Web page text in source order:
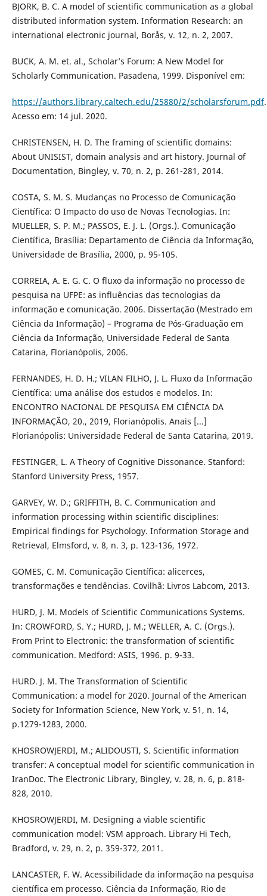
BJORK, B. C. A model of scientific communication as a global
distributed information system. Information Research: an
international electronic journal, Borås, v. 12, n. 2, 2007.
BUCK, A. M. et. al., Scholar’s Forum: A New Model for
Scholarly Communication. Pasadena, 1999. Disponível em:
https://authors.library.caltech.edu/25880/2/scholarsforum.pdf.
Acesso em: 14 jul. 2020.
CHRISTENSEN, H. D. The framing of scientific domains:
About UNISIST, domain analysis and art history. Journal of
Documentation, Bingley, v. 70, n. 2, p. 261-281, 2014.
COSTA, S. M. S. Mudanças no Processo de Comunicação
Científica: O Impacto do uso de Novas Tecnologias. In:
MUELLER, S. P. M.; PASSOS, E. J. L. (Orgs.). Comunicação
Científica, Brasília: Departamento de Ciência da Informação,
Universidade de Brasília, 2000, p. 95-105.
CORREIA, A. E. G. C. O fluxo da informação no processo de
pesquisa na UFPE: as influências das tecnologias da
informação e comunicação. 2006. Dissertação (Mestrado em
Ciência da Informação) – Programa de Pós-Graduação em
Ciência da Informação, Universidade Federal de Santa
Catarina, Florianópolis, 2006.
FERNANDES, H. D. H.; VILAN FILHO, J. L. Fluxo da Informação
Científica: uma análise dos estudos e modelos. In:
ENCONTRO NACIONAL DE PESQUISA EM CIÊNCIA DA
INFORMAÇÃO, 20., 2019, Florianópolis. Anais [...]
Florianópolis: Universidade Federal de Santa Catarina, 2019.
FESTINGER, L. A Theory of Cognitive Dissonance. Stanford:
Stanford University Press, 1957.
GARVEY, W. D.; GRIFFITH, B. C. Communication and
information processing within scientific disciplines:
Empirical findings for Psychology. Information Storage and
Retrieval, Elmsford, v. 8, n. 3, p. 123-136, 1972.
GOMES, C. M. Comunicação Científica: alicerces,
transformações e tendências. Covilhã: Livros Labcom, 2013.
HURD, J. M. Models of Scientific Communications Systems.
In: CROWFORD, S. Y.; HURD, J. M.; WELLER, A. C. (Orgs.).
From Print to Electronic: the transformation of scientific
communication. Medford: ASIS, 1996. p. 9-33.
HURD. J. M. The Transformation of Scientific
Communication: a model for 2020. Journal of the American
Society for Information Science, New York, v. 51, n. 14,
p.1279-1283, 2000.
KHOSROWJERDI, M.; ALIDOUSTI, S. Scientific information
transfer: A conceptual model for scientific communication in
IranDoc. The Electronic Library, Bingley, v. 28, n. 6, p. 818-
828, 2010.
KHOSROWJERDI, M. Designing a viable scientific
communication model: VSM approach. Library Hi Tech,
Bradford, v. 29, n. 2, p. 359-372, 2011.
LANCASTER, F. W. Acessibilidade da informação na pesquisa
científica em processo. Ciência da Informação, Rio de